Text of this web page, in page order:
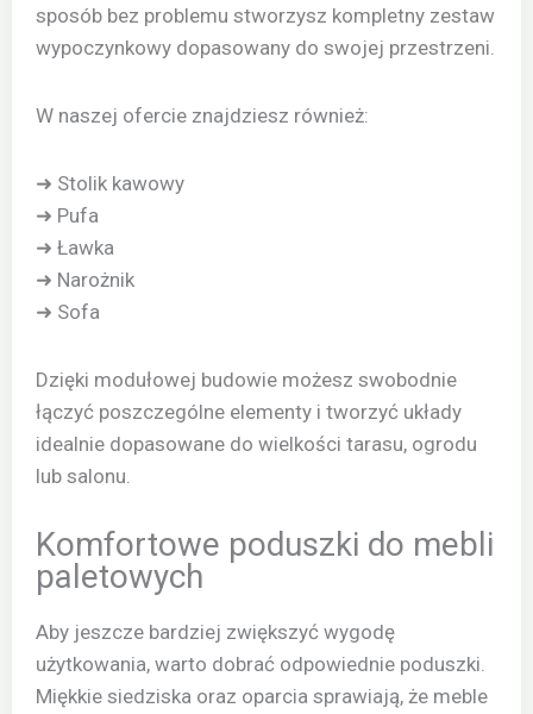
sposób bez problemu stworzysz kompletny zestaw
wypoczynkowy dopasowany do swojej przestrzeni.
W naszej ofercie znajdziesz również:
➜ Stolik kawowy
➜ Pufa
➜ Ławka
➜ Narożnik
➜ Sofa
Dzięki modułowej budowie możesz swobodnie
łączyć poszczególne elementy i tworzyć układy
idealnie dopasowane do wielkości tarasu, ogrodu
lub salonu.
Komfortowe poduszki do mebli
paletowych
Aby jeszcze bardziej zwiększyć wygodę
użytkowania, warto dobrać odpowiednie poduszki.
Miękkie siedziska oraz oparcia sprawiają, że meble